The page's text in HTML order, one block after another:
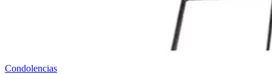
Condolencias